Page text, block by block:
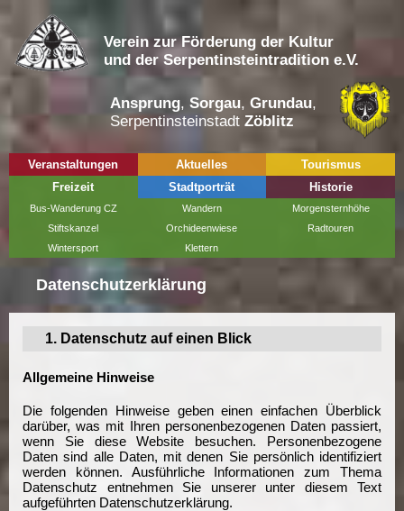
Verein zur Förderung der Kultur
und der Serpentinsteintradition e.V.
Ansprung, Sorgau, Grundau,
Serpentinsteinstadt Zöblitz
Veranstaltungen Aktuelles
Tourismus
Freizeit
Stadtporträt Historie
Bus-Wanderung CZ Wandern
Morgensternhöhe
Stiftskanzel
Orchideenwiese
Radtouren
Wintersport
Klettern
Datenschutzerklärung
1. Datenschutz auf einen Blick
Allgemeine Hinweise
Die folgenden Hinweise geben einen einfachen Überblick
darüber, was mit Ihren personenbezogenen Daten passiert,
wenn Sie diese Website besuchen. Personenbezogene
Daten sind alle Daten, mit denen Sie persönlich identifiziert
werden können. Ausführliche Informationen zum Thema
Datenschutz entnehmen Sie unserer unter diesem Text
aufgeführten Datenschutzerklärung.